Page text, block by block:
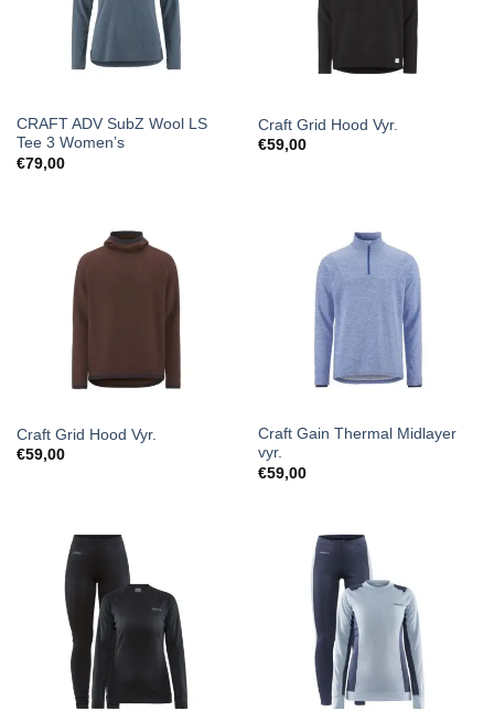
CRAFT ADV SubZ Wool LS
Tee 3 Women’s
€79,00
Craft Grid Hood Vyr.
€59,00
Craft Grid Hood Vyr.
€59,00
Craft Gain Thermal Midlayer
vyr.
€59,00